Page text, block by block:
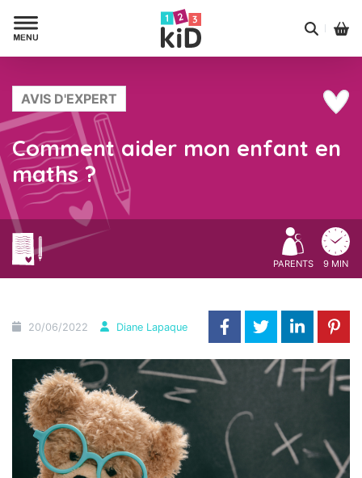
AVIS D'EXPERT
Comment aider mon enfant en
maths ?
PARENTS 9 MIN
20/06/2022 Diane Lapaque